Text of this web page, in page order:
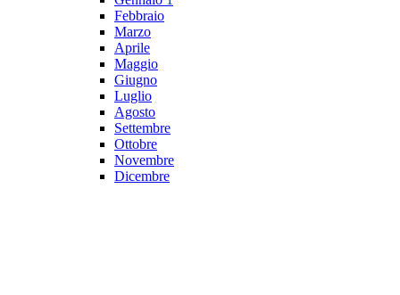
Febbraio
Marzo
Aprile
Maggio
Giugno
Luglio
Agosto
Settembre
Ottobre
Novembre
Dicembre